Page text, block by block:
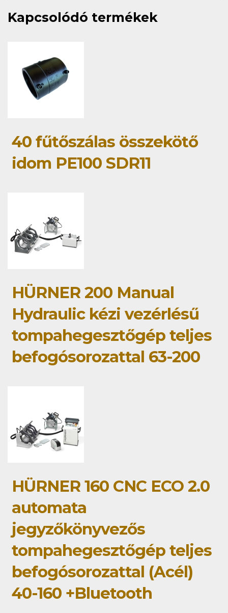
Kapcsolódó termékek
40 fűtőszálas összekötő
idom PE100 SDR11
HÜRNER 200 Manual
Hydraulic kézi vezérlésű
tompahegesztőgép teljes
befogósorozattal 63-200
HÜRNER 160 CNC ECO 2.0
automata
jegyzőkönyvezős
tompahegesztőgép teljes
befogósorozattal (Acél)
40-160 +Bluetooth